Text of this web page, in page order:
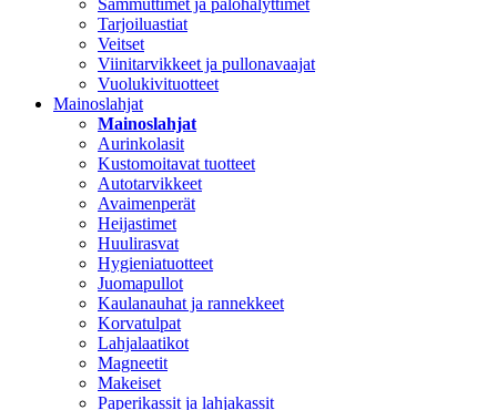
Sammuttimet ja palohälyttimet
Tarjoiluastiat
Veitset
Viinitarvikkeet ja pullonavaajat
Vuolukivituotteet
Mainoslahjat
Mainoslahjat
Aurinkolasit
Kustomoitavat tuotteet
Autotarvikkeet
Avaimenperät
Heijastimet
Huulirasvat
Hygieniatuotteet
Juomapullot
Kaulanauhat ja rannekkeet
Korvatulpat
Lahjalaatikot
Magneetit
Makeiset
Paperikassit ja lahjakassit